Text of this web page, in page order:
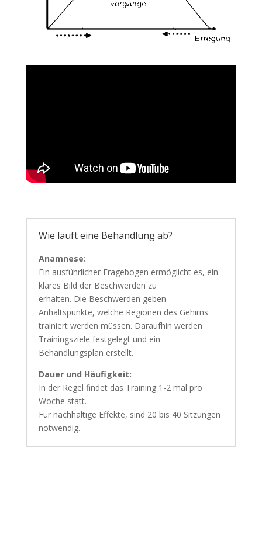
Wie läuft eine Behandlung ab?
Anamnese:
Ein ausführlicher Fragebogen ermöglicht es, ein
klares Bild der Beschwerden zu
erhalten. Die Beschwerden geben
Anhaltspunkte, welche Regionen des Gehirns
trainiert werden müssen. Daraufhin werden
Trainingsziele festgelegt und ein
Behandlungsplan erstellt.
Dauer und Häufigkeit:
In der Regel findet das Training 1-2 mal pro
Woche statt.
Für nachhaltige Effekte, sind 20 bis 40 Sitzungen
notwendig.